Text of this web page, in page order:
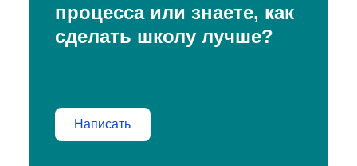
процесса или знаете, как
сделать школу лучше?
Написать